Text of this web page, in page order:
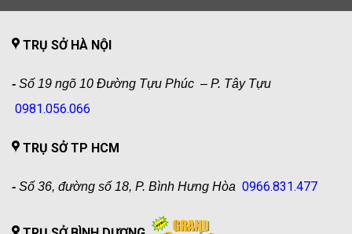
TRỤ SỞ HÀ NỘI
- Số 19 ngõ 10 Đường Tựu Phúc – P. Tây Tựu
0981.056.066
TRỤ SỞ TP HCM
- Số 36, đường số 18, P. Bình Hưng Hòa 0966.831.477